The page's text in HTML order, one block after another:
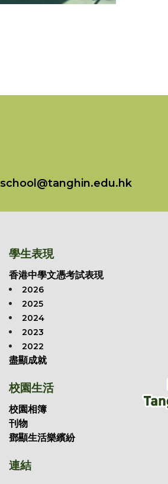
school@tanghin.edu.hk
學生表現
香港中學文憑考試表現
2026
2025
2024
2023
2022
盡顯成就
校園生活
校園相簿
刊物
鄧顯生活樂繽紛
連結